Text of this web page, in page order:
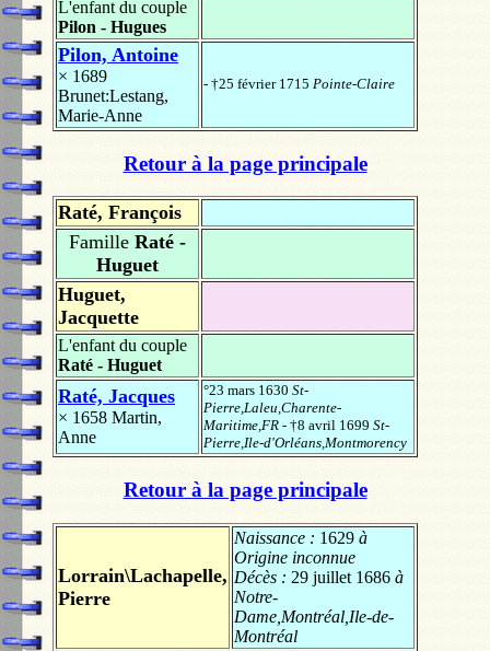
L'enfant du couple
Pilon - Hugues
Pilon, Antoine
× 1689
Brunet:Lestang,
Marie-Anne
- †25 février 1715 Pointe-Claire
Retour à la page principale
Raté, François
Famille Raté -
Huguet
Huguet,
Jacquette
L'enfant du couple
Raté - Huguet
Raté, Jacques
× 1658 Martin,
Anne
°23 mars 1630 St-
Pierre,Laleu,Charente-
Maritime,FR - †8 avril 1699 St-
Pierre,Ile-d'Orléans,Montmorency
Retour à la page principale
Lorrain\Lachapelle,
Pierre
Naissance : 1629 à
Origine inconnue
Décès : 29 juillet 1686 à
Notre-
Dame,Montréal,Ile-de-
Montréal